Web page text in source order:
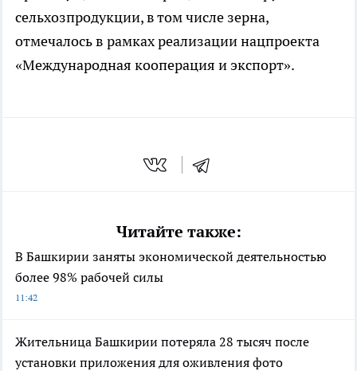
сельхозпродукции, в том числе зерна,
отмечалось в рамках реализации нацпроекта
«Международная кооперация и экспорт».
Читайте также:
В Башкирии заняты экономической деятельностью
более 98% рабочей силы
11:42
Жительница Башкирии потеряла 28 тысяч после
установки приложения для оживления фото